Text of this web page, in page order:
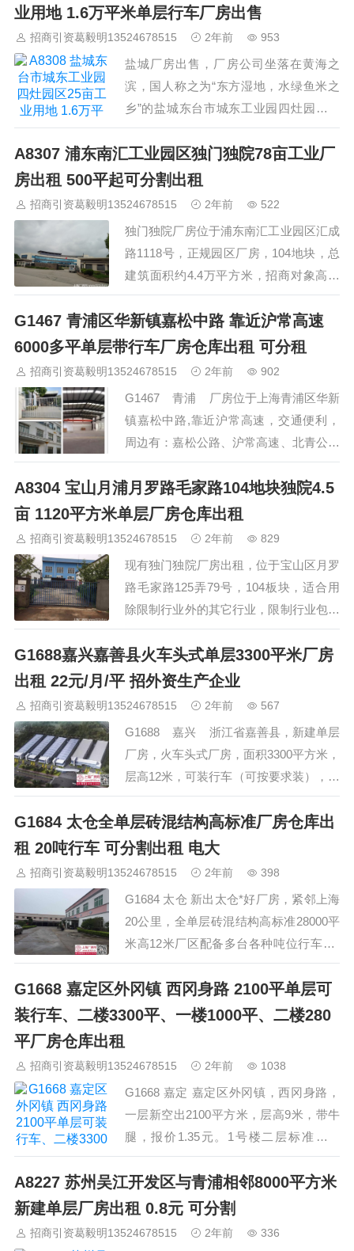
咨询:葛老师 手机/微信:13524678515 …
业用地 1.6万平米单层行车厂房出售
招商引资葛毅明13524678515 2年前 953
盐城厂房出售，厂房公司坐落在黄海之
滨，国人称之为“东方湿地，水绿鱼米之
乡”的盐城东台市城东工业园四灶园区迎
宾路8号。沿海高速、宁靖盐高速入口、
公司所处位置交通便捷，四通八达。 厂
房按A级压力容器制造条件而建，三跨标
准厂房近8000平方米左右，还配有4000
宿舍楼，土地面积约占地25亩，三跨厂房
内有32吨双梁吊车1台，20吨双梁吊车1
台，10吨单梁…
A8307 浦东南汇工业园区独门独院78亩工业厂
房出租 500平起可分割出租
招商引资葛毅明13524678515 2年前 522
独门独院厂房位于浦东南汇工业园区汇成
路1118号，正规园区厂房，104地块，总
建筑面积约4.4万平方米，招商对象高端
制造、新能源、生产型服务业及相应配套
企业、也适合电商、展厅等行业。现主推
厂房、办公室、食堂及宿舍。 厂房： 一
楼（层高10米）:1500平方米（有5t行
3000平方米，价格是0.8元 三楼，层高6
米：还有7…
G1467 青浦区华新镇嘉松中路 靠近沪常高速
6000多平单层带行车厂房仓库出租 可分租
招商引资葛毅明13524678515 2年前 902
G1467 青浦 厂房位于上海青浦区华新
镇嘉松中路,靠近沪常高速，交通便利，
周边有：嘉松公路、沪常高速、北青公路
等多条交通主干道，距沪常高速公路5分
钟，地理位置优越。厂房属独门独院，标
准厂房，占地面积14397平方米，建筑面
积6871.87平方米。有3栋厂房，为单层带
便，另有一栋办公楼共计三层。适合仓储
物流。欢…
A8304 宝山月浦月罗路毛家路104地块独院4.5
亩 1120平方米单层厂房仓库出租
招商引资葛毅明13524678515 2年前 829
现有独门独院厂房出租，位于宝山区月罗
路毛家路125弄79号，104板块，适合用
除限制行业外的其它行业，限制行业包括
纸箱、木加工、塑料制品加工等易燃品加
工生产。独门独院，占地3000平方，建筑
面积1120平方，全一层，办公，宿舍，厕
所均有，厂房层高6米，没有行车，配电
面谈。欢迎中介推荐客户！业主联系人：
张先生 手机号： 18721327295…
G1688嘉兴嘉善县火车头式单层3300平米厂房
出租 22元/月/平 招外资生产企业
招商引资葛毅明13524678515 2年前 567
G1688 嘉兴 浙江省嘉善县，新建单层
厂房，火车头式厂房，面积3300平方米，
层高12米，可装行车（可按要求装），地
面承重5吨，办公室简单装修，有中央空
调，冷热水供应。厂房距离高铁站和高速
出口都在10分钟左右。要求外资生产企业
入跓，租金22元每平每月。 入跓咨询:
G1684 太仓全单层砖混结构高标准厂房仓库出
租 20吨行车 可分割出租 电大
招商引资葛毅明13524678515 2年前 398
G1684 太仓 新出太仓*好厂房，紧邻上海
20公里，全单层砖混结构高标准28000平
米高12米厂区配备多台各种吨位行车，*
大起吊20吨，厂区配电2500KV，精装食
堂，宿舍，办公室，有地磅 ，适合各种
大电压用户，场地大绿化整洁，*小分割
信:13524678515…
G1668 嘉定区外冈镇 西冈身路 2100平单层可
装行车、二楼3300平、一楼1000平、二楼280
平厂房仓库出租
招商引资葛毅明13524678515 2年前 1038
G1668 嘉定 嘉定区外冈镇，西冈身路，
一层新空出2100平方米，层高9米，带牛
腿，报价1.35元。1号楼二层标准车间
3300平方米，配有5吨货梯，过道有标准
卸货雨棚没算面积，报价0.75元至0.8
元。3号楼办公楼一层1000平方，精装，
客户入住即可办公，报价1.3元至1.5元不
A8227 苏州吴江开发区与青浦相邻8000平方米
新建单层厂房出租 0.8元 可分割
招商引资葛毅明13524678515 2年前 336